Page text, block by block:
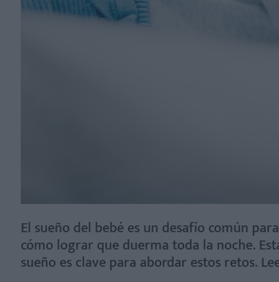
El sueño del bebé es un desafío común
cómo lograr que duerma toda la noche.
sueño es clave para abordar estos retos.